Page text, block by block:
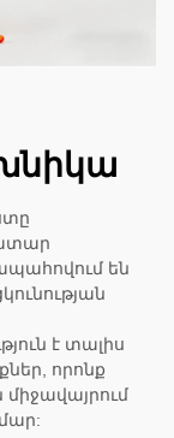
են
է տալիս
որոնք
միջավայրում